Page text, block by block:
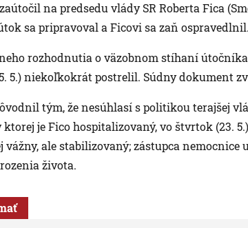
na predsedu vlády SR Roberta Fica
sa pripravoval a Ficovi sa zaň ospravedlnil.
rozhodnutia o väzobnom stíhaní
5.) niekoľkokrát postrelil. Súdny dokument
tým, že nesúhlasí s politikou terajšej
je Fico hospitalizovaný, vo štvrtok (23.
vážny, ale stabilizovaný; zástupca nemocnice
života.